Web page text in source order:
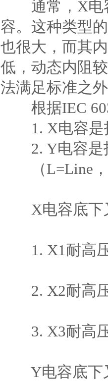
通常，X电容
容。这种类型
也很大，而其
低，动态内阻
法满足标准之
根据
1.X电容是指
2.Y电容是指
（L=Line，
X电容底下
1.X1耐高压
2.X2耐高压
3.X3耐高压
Y电容底下